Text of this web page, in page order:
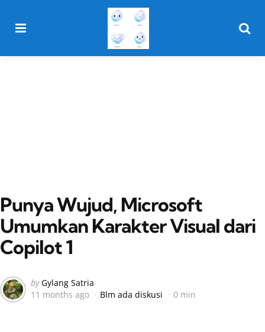
Punya Wujud, Microsoft
Umumkan Karakter Visual dari
Copilot 1
Posted
by
by Gylang Satria
11 months ago
Blm ada diskusi 0 min